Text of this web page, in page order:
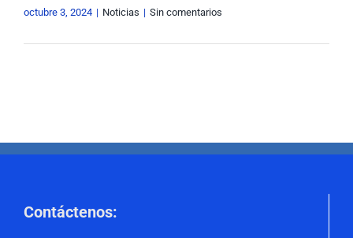
octubre 3, 2024 | Noticias | Sin comentarios
Contáctenos: